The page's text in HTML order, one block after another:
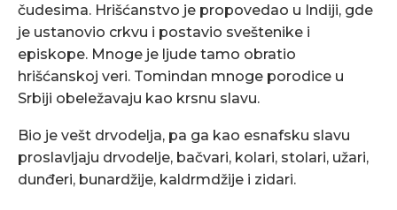
čudesima. Hrišćanstvo je propovedao u Indiji, gde
je ustanovio crkvu i postavio sveštenike i
episkope. Mnoge je ljude tamo obratio
hrišćanskoj veri. Tomindan mnoge porodice u
Srbiji obeležavaju kao krsnu slavu.
Bio je vešt drvodelja, pa ga kao esnafsku slavu
proslavljaju drvodelje, bačvari, kolari, stolari, užari,
dunđeri, bunardžije, kaldrmdžije i zidari.